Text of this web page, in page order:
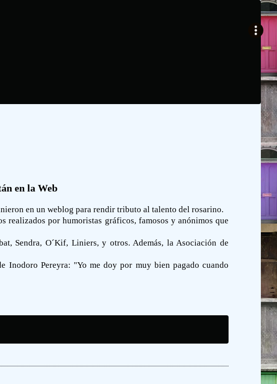
en la Web
en un weblog para rendir tributo al talento del rosarino.
realizados por humoristas gráficos, famosos y anónimos que
Sendra, O´Kif, Liniers, y otros. Además, la Asociación de
Inodoro Pereyra: "Yo me doy por muy bien pagado cuando